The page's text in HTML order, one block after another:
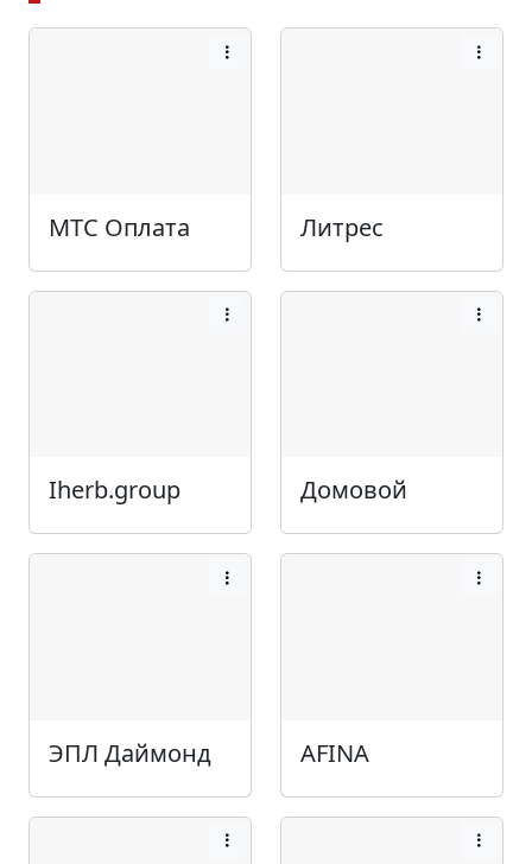
МТС Оплата Литрес
Iherb.group Домовой
ЭПЛ Даймонд AFINA